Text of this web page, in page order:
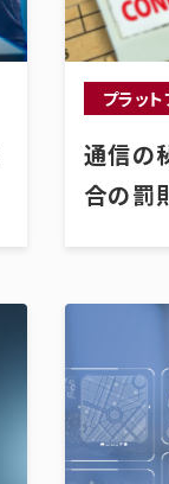
プラッ
通信の
合の罰